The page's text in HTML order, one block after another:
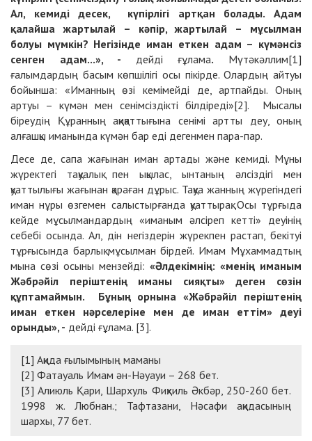
Ал, кемиді десек, күпірлігі артқан болады. Адам
қалайша жартылай – кәпір, жартылай – мұсылман
болуы мүмкін? Негізінде иман еткен адам – күмәнсіз
сенген адам...», - дейді ғұлама. Мүтәкәллим[1]
ғалымдардың басым көпшілігі осы пікірде. Олардың айтуы
бойынша: «Иманның өзі кемімейді де, артпайды. Оның
артуы – күмән мен сенімсіздікті білдіреді»[2]. Мысалы
біреудің Құранның ақиқаттығына сенімі артты деу, оның
алғашқы иманында күмән бар еді дегенмен пара-пар.
Десе де, сапа жағынан иман артады және кемиді. Мұны
жүректегі тақуалық пен ықылас, ынтаның әлсіздігі мен
қуаттылығы жағынан қараған дұрыс. Тақуа жанның жүрегіндегі
иман нұры өзгемен салыстырғанда қуаттырақ. Осы тұрғыда
кейде мұсылмандардың «иманым әлсіреп кетті» деуінің
себебі осында. Ал, дін негіздерін жүрекпен растап, бекітуі
тұрғысында барлық мұсылман бірдей. Имам Мұхаммадтың
мына сөзі осыны мензейді: «Әлдекімнің: «менің иманым
Жәбрәйіл періштенің иманы сияқты» деген сөзін
құптамаймын. Бұның орнына «Жәбрәйіл періштенің
иман еткен нәрселеріне мен де иман еттім» деуі
орынды», - дейді ғұлама. [3].
[1] Ақида ғылымының маманы
[2] Фатауаль Имам ән-Нәуауи – 268 бет.
[3] Алиюль Қари, Шархуль Фиқхиль Әкбәр, 250-260 бет.
1998 ж. Любнан.; Тафтазани, Нәсафи ақидасының
шархы, 77 бет.